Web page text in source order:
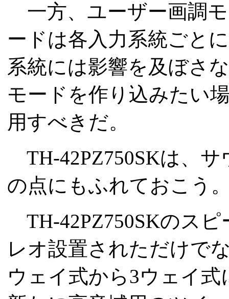
一方、ユーザー画調
ードは各入力系統ごと
系統には影響を及ぼさ
モードを作り込みたい
用すべきだ。
TH-42PZ750SKは、
の点にもふれておこう
TH-42PZ750SKのス
レオ設置されただけで
ウェイ式から3ウェイ